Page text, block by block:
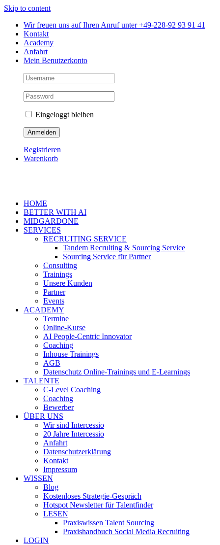
Skip to content
Wir freuen uns auf Ihren Anruf unter +49-228-92 93 91 41
Kontakt
Academy
Anfahrt
Mein Benutzerkonto
Eingeloggt bleiben
Registrieren
Warenkorb
HOME
BETTER WITH AI
MIDGARDONE
SERVICES
RECRUITING SERVICE
Tandem Recruiting & Sourcing Service
Sourcing Service für Partner
Consulting
Trainings
Unsere Kunden
Partner
Events
ACADEMY
Termine
Online-Kurse
AI People-Centric Innovator
Coaching
Inhouse Trainings
AGB
Datenschutz Online-Trainings und E-Learnings
TALENTE
C-Level Coaching
Coaching
Bewerber
ÜBER UNS
Wir sind Intercessio
20 Jahre Intercessio
Anfahrt
Datenschutzerklärung
Kontakt
Impressum
WISSEN
Blog
Kostenloses Strategie-Gespräch
Hotspot Newsletter für Talentfinder
LESEN
Praxiswissen Talent Sourcing
Praxishandbuch Social Media Recruiting
LOGIN